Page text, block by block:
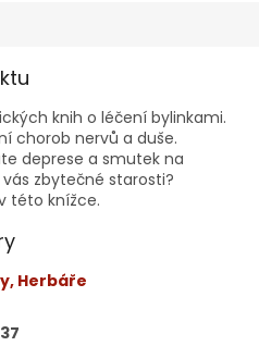
knih o léčení bylinkami.
chorob nervů a duše.
deprese a smutek na
zbytečné starosti?
této knížce.
Herbáře